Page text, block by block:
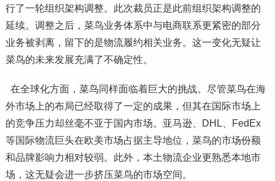
行了一轮组织架构调整。此次裁员正是此前组织架构调整的
延续。调整之后，菜鸟业务体系中与电商联系更紧密的部分
业务被剥离，留下的是物流履约相关业务。这一变化无疑让
菜鸟的未来发展充满了不确定性。
在全球化方面，菜鸟同样面临着巨大的挑战。尽管菜鸟在海
外市场上的布局已经取得了一定的成果，但其在国际市场上
的竞争压力却丝毫不亚于国内市场。亚马逊、DHL、FedEx
等国际物流巨头在欧美市场占据主导地位，菜鸟的市场份额
和品牌影响力相对较弱。此外，本土物流企业更熟悉本地市
场，这无疑会进一步挤压菜鸟的市场空间。